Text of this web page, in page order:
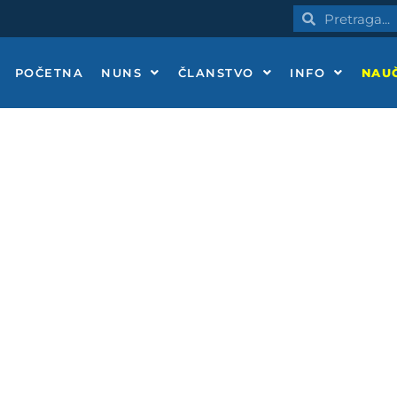
PretragaPretraga
POČETNA NUNS ČLANSTVO INFO